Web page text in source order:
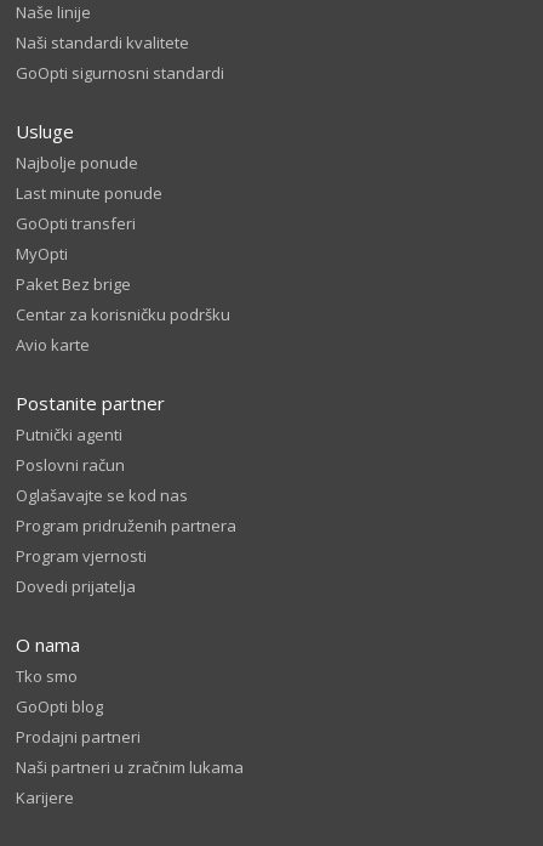
Naše linije
Naši standardi kvalitete
GoOpti sigurnosni standardi
Usluge
Najbolje ponude
Last minute ponude
GoOpti transferi
MyOpti
Paket Bez brige
Centar za korisničku podršku
Avio karte
Postanite partner
Putnički agenti
Poslovni račun
Oglašavajte se kod nas
Program pridruženih partnera
Program vjernosti
Dovedi prijatelja
O nama
Tko smo
GoOpti blog
Prodajni partneri
Naši partneri u zračnim lukama
Karijere